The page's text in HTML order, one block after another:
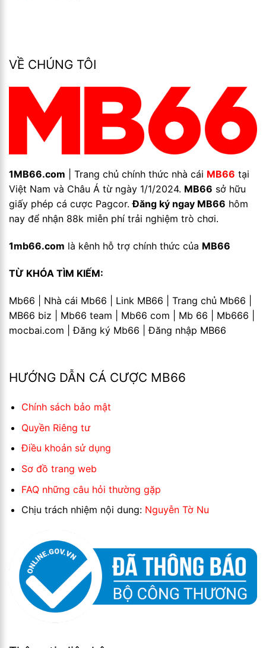
VỀ CHÚNG TÔI
1MB66.com | Trang chủ chính thức nhà cái MB66 tại
Việt Nam và Châu Á từ ngày 1/1/2024. MB66 sở hữu
giấy phép cá cược Pagcor.Đăng ký ngay MB66 hôm
nay để nhận 88k miễn phí trải nghiệm trò chơi.
1mb66.com là kênh hỗ trợ chính thức của MB66
TỪ KHÓA TÌM KIẾM:
Mb66 | Nhà cái Mb66 | Link MB66 | Trang chủ Mb66 |
MB66 biz | Mb66 team | Mb66 com | Mb 66 | Mb666 |
mocbai.com | Đăng ký Mb66 | Đăng nhập MB66
HƯỚNG DẪN CÁ CƯỢC MB66
Chính sách bảo mật
Quyền Riêng tư
Điều khoản sử dụng
Sơ đồ trang web
FAQ những câu hỏi thường gặp
Chịu trách nhiệm nội dung: Nguyễn Tờ Nu